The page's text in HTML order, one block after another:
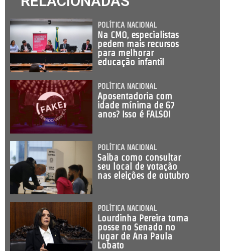
POLÍTICA NACIONAL
Na CMO, especialistas
pedem mais recursos
para melhorar
educação infantil
POLÍTICA NACIONAL
Aposentadoria com
idade mínima de 67
anos? Isso é FALSO!
POLÍTICA NACIONAL
Saiba como consultar
seu local de votação
nas eleições de outubro
POLÍTICA NACIONAL
Lourdinha Pereira toma
posse no Senado no
lugar de Ana Paula
Lobato